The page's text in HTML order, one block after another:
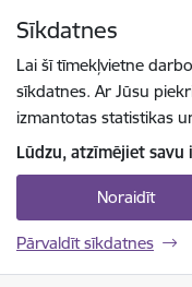
Sīkdatnes
Lai šī tīmekļvietne
sīkdatnes. Ar Jūsu
izmantotas statistikas
Lūdzu, atzīmējiet savu
Noraidīt
Pārvaldīt sīkdatnes